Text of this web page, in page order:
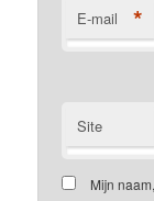
E-mail *
Site
Mijn